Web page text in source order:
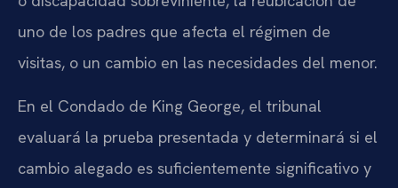
uno de los padres que afecta el régimen de
visitas, o un cambio en las necesidades del menor.
En el Condado de King George, el tribunal
evaluará la prueba presentada y determinará si el
cambio alegado es suficientemente significativo y